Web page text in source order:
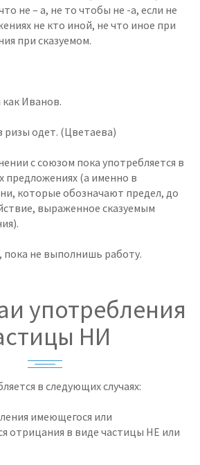
не – а, не то чтобы не -а, если не
не кто иной, не что иное при
при сказуемом.
Иванов.
ризы одет. (Цветаева)
с союзом пока употребляется в
(а именно в
которые обозначают предел, до
выраженное сказуемым
пока не выполнишь работу.
употребления
НИ
в следующих случаях:
имеющегося или
отрицания в виде частицы НЕ или